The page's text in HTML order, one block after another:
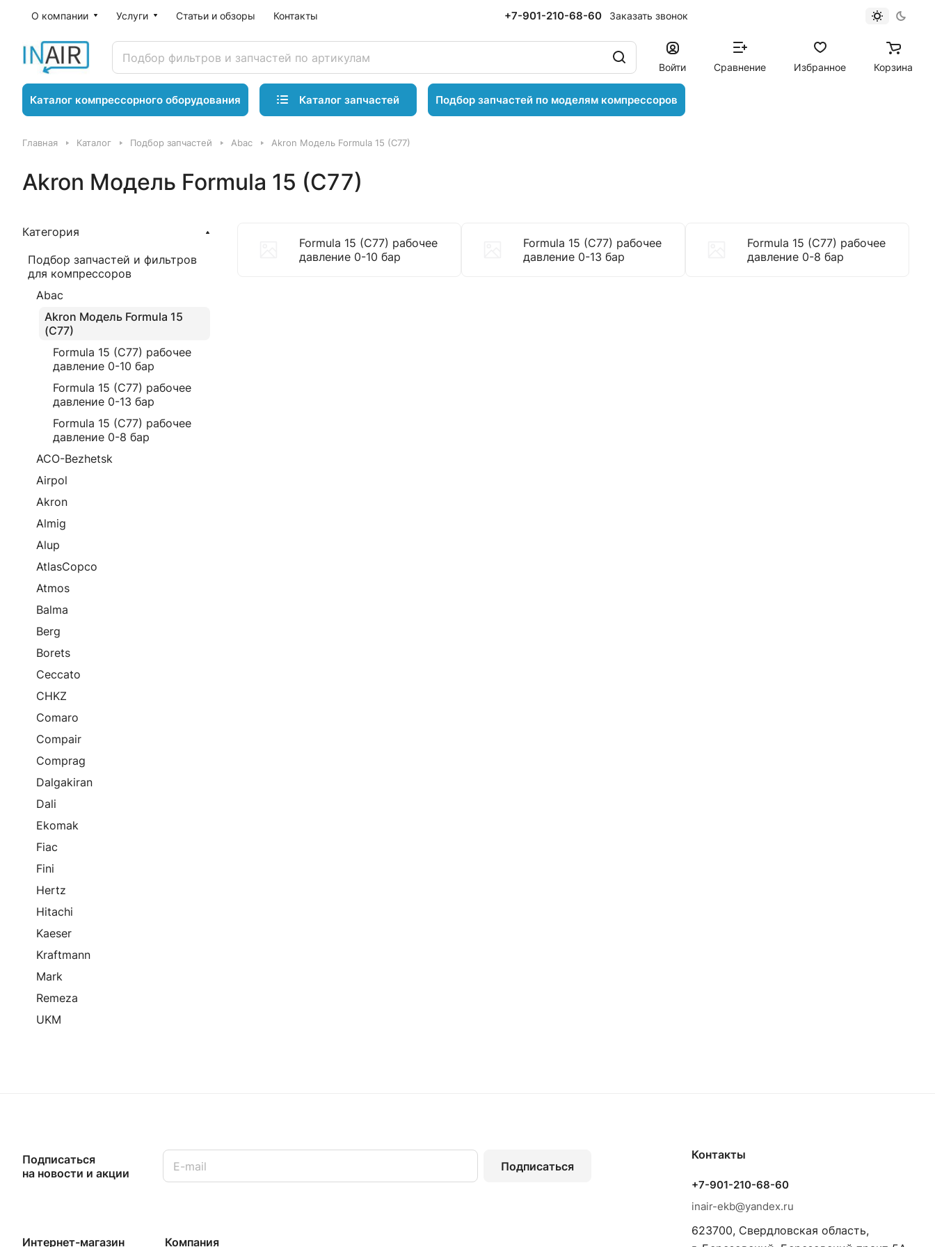
О компании Услуги Статьи и обзоры Контакты +7-901-210-68-60 Заказать звонок
Войти Сравнение Избранное Корзина
Каталог компрессорного оборудования Каталог запчастей Подбор запчастей по моделям компрессоров
Главная Каталог Подбор запчастей Abac Akron Модель Formula 15 (C77)
Akron Модель Formula 15 (C77)
Formula 15 (C77) рабочее
давление 0-10 бар
Formula 15 (C77) рабочее
давление 0-13 бар
Formula 15 (C77) рабочее
давление 0-8 бар
Категория
Подбор запчастей и фильтров
для компрессоров
Abac
Akron Модель Formula 15
(C77)
Formula 15 (C77) рабочее
давление 0-10 бар
Formula 15 (C77) рабочее
давление 0-13 бар
Formula 15 (C77) рабочее
давление 0-8 бар
ACO-Bezhetsk
Airpol
Akron
Almig
Alup
AtlasCopco
Atmos
Balma
Berg
Borets
Ceccato
CHKZ
Comaro
Compair
Comprag
Dalgakiran
Dali
Ekomak
Fiac
Fini
Hertz
Hitachi
Kaeser
Kraftmann
Mark
Remeza
UKM
Подписаться
на новости и акции
Подписаться
Интернет-магазин Компания
Контакты
+7-901-210-68-60
inair-ekb@yandex.ru
623700, Свердловская область,